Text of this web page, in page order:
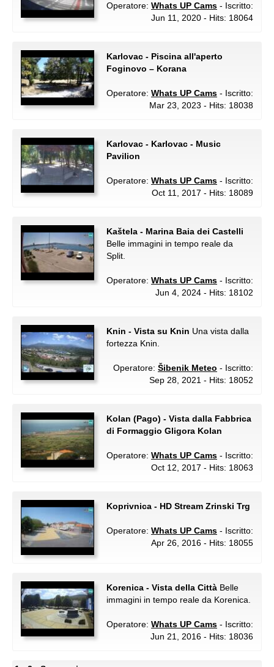
Operatore: Whats UP Cams - Iscritto:
Jun 11, 2020 - Hits: 18064
Karlovac - Piscina all'aperto
Foginovo – Korana
Operatore: Whats UP Cams - Iscritto:
Mar 23, 2023 - Hits: 18038
Karlovac - Karlovac - Music
Pavilion
Operatore: Whats UP Cams - Iscritto:
Oct 11, 2017 - Hits: 18089
Kaštela - Marina Baia dei Castelli
Belle immagini in tempo reale da
Split.
Operatore: Whats UP Cams - Iscritto:
Jun 4, 2024 - Hits: 18102
Knin - Vista su Knin Una vista dalla
fortezza Knin.
Operatore: Šibenik Meteo - Iscritto:
Sep 28, 2021 - Hits: 18052
Kolan (Pago) - Vista dalla Fabbrica
di Formaggio Gligora Kolan
Operatore: Whats UP Cams - Iscritto:
Oct 12, 2017 - Hits: 18063
Koprivnica - HD Stream Zrinski Trg
Operatore: Whats UP Cams - Iscritto:
Apr 26, 2016 - Hits: 18055
Korenica - Vista della Città Belle
immagini in tempo reale da Korenica.
Operatore: Whats UP Cams - Iscritto:
Jun 21, 2016 - Hits: 18036